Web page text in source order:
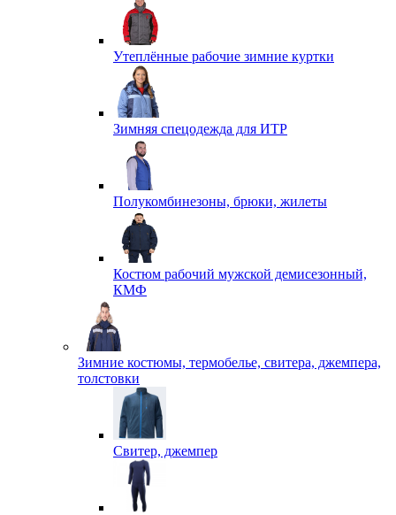
Утеплённые рабочие зимние куртки
Зимняя спецодежда для ИТР
Полукомбинезоны, брюки, жилеты
Костюм рабочий мужской демисезонный,
КМФ
Зимние костюмы, термобелье, свитера, джемпера,
толстовки
Свитер, джемпер